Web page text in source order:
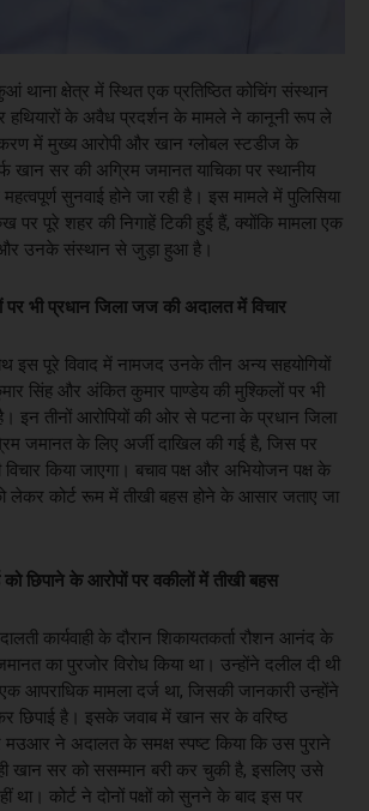
थाना क्षेत्र में स्थित एक प्रतिष्ठित कोचिंग संस्थान
हथियारों के अवैध प्रदर्शन के मामले ने कानूनी रूप ले
में मुख्य आरोपी और खान ग्लोबल स्टडीज के
सर की अग्रिम जमानत याचिका पर स्थानीय
सुनवाई होने जा रही है। इस मामले में पुलिसिया
पर पूरे शहर की निगाहें टिकी हुई हैं, क्योंकि मामला एक
और उनके संस्थान से जुड़ा हुआ है।
पर भी प्रधान जिला जज की अदालत में विचार
पूरे विवाद में नामजद उनके तीन अन्य सहयोगियों
सिंह और अंकित कुमार पाण्डेय की मुश्किलों पर भी
तीनों आरोपियों की ओर से पटना के प्रधान जिला
जमानत के लिए अर्जी दाखिल की गई है, जिस पर
किया जाएगा। बचाव पक्ष और अभियोजन पक्ष के
को लेकर कोर्ट रूम में तीखी बहस होने के आसार जताए जा
को छिपाने के आरोपों पर वकीलों में तीखी बहस
कार्यवाही के दौरान शिकायतकर्ता रौशन आनंद के
का पुरजोर विरोध किया था। उन्होंने दलील दी थी
आपराधिक मामला दर्ज था, जिसकी जानकारी उन्होंने
छिपाई है। इसके जवाब में खान सर के वरिष्ठ
मउआर ने अदालत के समक्ष स्पष्ट किया कि उस पुराने
खान सर को ससम्मान बरी कर चुकी है, इसलिए उसे
था। कोर्ट ने दोनों पक्षों को सुनने के बाद इस पर